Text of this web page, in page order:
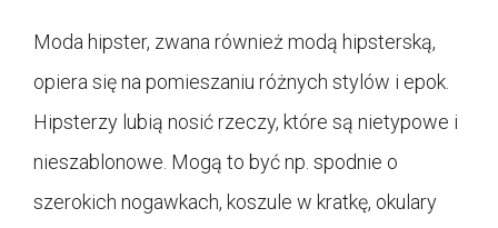
Moda hipster, zwana również modą hipsterską,
opiera się na pomieszaniu różnych stylów i epok.
Hipsterzy lubią nosić rzeczy, które są nietypowe i
nieszablonowe. Mogą to być np. spodnie o
szerokich nogawkach, koszule w kratkę, okulary